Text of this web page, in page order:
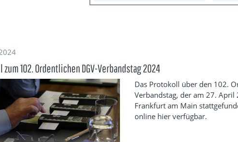
zum 102. Ordentlichen DGV-Verbandstag 2024
Das Protokoll über den 102.
Verbandstag, der am 27. April
Frankfurt am Main
online hier verfügbar.